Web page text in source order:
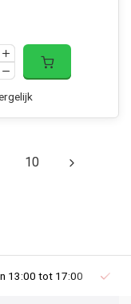
10
13:00 tot 17:00